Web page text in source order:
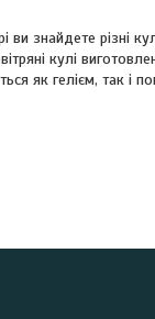
знайдете різні
кулі
як гелієм, так і